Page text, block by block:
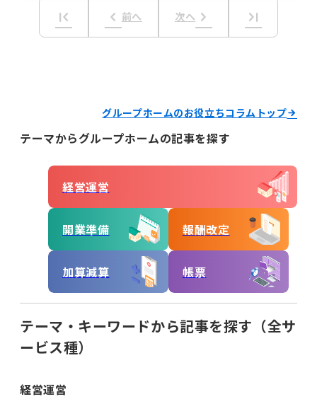
キーワードからコラムを探す
記録
国保連請求 工賃計算 指定申請
開業の流れ 処遇改善加算 法改正
first_page keyboard_arrow_left 前へ 次へ keyboard_arrow_right last_page
グループホームのお役立ちコラムトップ
テーマからグループホームの記事を探す
経営運営
開業準備 報酬改定
加算減算 帳票
テーマ・キーワードから記事を探す（全サ
ービス種）
経営運営